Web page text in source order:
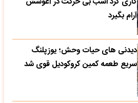
آرام بگیرد
دیدنی های حیات وحش؛ یوزپلنگ
سریع طعمه کمین کروکودیل قوی شد